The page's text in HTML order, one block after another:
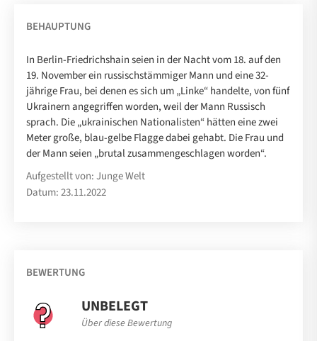
BEHAUPTUNG
In Berlin-Friedrichshain seien in der Nacht vom 18. auf den
19. November ein russischstämmiger Mann und eine 32-
jährige Frau, bei denen es sich um „Linke“ handelte, von fünf
Ukrainern angegriffen worden, weil der Mann Russisch
sprach. Die „ukrainischen Nationalisten“ hätten eine zwei
Meter große, blau-gelbe Flagge dabei gehabt. Die Frau und
der Mann seien „brutal zusammengeschlagen worden“.
Aufgestellt von: Junge Welt
Datum: 23.11.2022
BEWERTUNG
UNBELEGT
Über diese Bewertung